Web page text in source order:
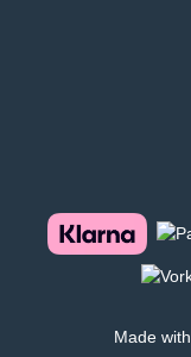
Made with